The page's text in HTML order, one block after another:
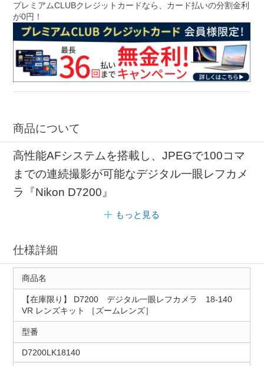
カメラ 増大
プレミアムCLUBクレジットカードなら、カード払いの分割金利
が0円！
商品について
高性能AFシステムを搭載し、JPEGで100コマ
までの連続撮影が可能なデジタル一眼レフカメ
ラ『Nikon D7200』
もっと見る
仕様詳細
商品名
【在庫限り】 D7200 デジタル一眼レフカメラ 18-140
VR レンズキット ［ズームレンズ］
型番
D7200LK18140